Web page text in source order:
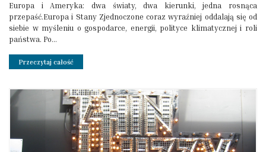
Europa i Ameryka: dwa światy, dwa kierunki, jedna rosnąca
przepaść.Europa i Stany Zjednoczone coraz wyraźniej oddalają się od
siebie w myśleniu o gospodarce, energii, polityce klimatycznej i roli
państwa. Po...
Przeczytaj całość